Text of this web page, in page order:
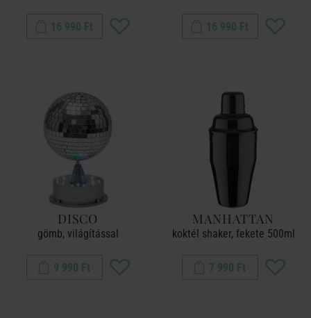
16 990 Ft 16 990 Ft
DISCO
gömb, világítással
9 990 Ft
MANHATTAN
koktél shaker, fekete 500ml
7 990 Ft